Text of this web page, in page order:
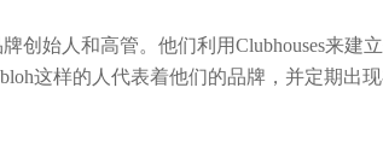
创始人和高管。他们利用Clubhouses来建
这样的人代表着他们的品牌，并定期出